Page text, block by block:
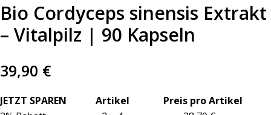
Bio Cordyceps sinensis Extrakt
– Vitalpilz | 90 Kapseln
39,90 €
JETZT SPAREN Artikel Preis pro Artikel